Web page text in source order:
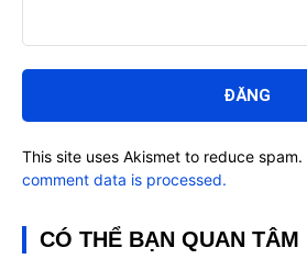
luận:
This site uses Akismet to reduce spam.
comment data is processed.
CÓ THỂ BẠN QUAN TÂM